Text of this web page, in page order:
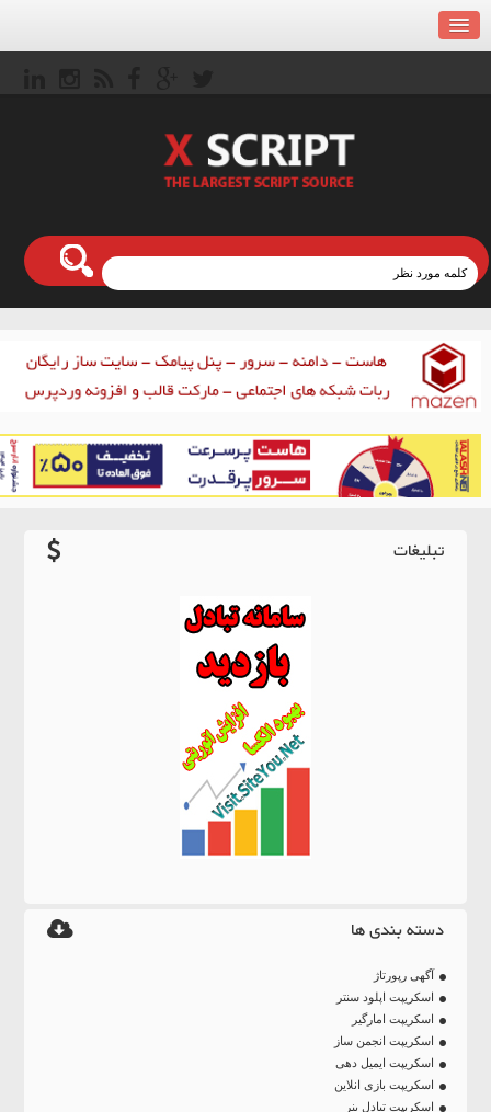
تبلیغات
دسته بندی ها
آگهی رپورتاژ
اسکریپت اپلود سنتر
اسکریپت امارگیر
اسکریپت انجمن ساز
اسکریپت ایمیل دهی
اسکریپت بازی انلاین
اسکریپت تبادل بنر